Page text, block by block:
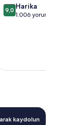
10
üzerinden
9,0 Harika
1.006 yorum
kaydolun